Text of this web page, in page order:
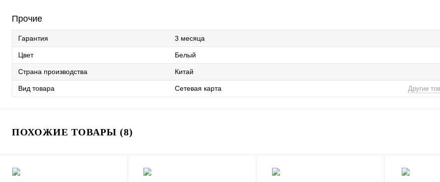
Прочие
Гарантия 3 месяца
Цвет Белый
Страна производства Китай
Вид товара Сетевая карта Другие
ПОХОЖИЕ ТОВАРЫ (8)